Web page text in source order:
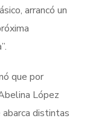
arrancó un
que por
López
distintas